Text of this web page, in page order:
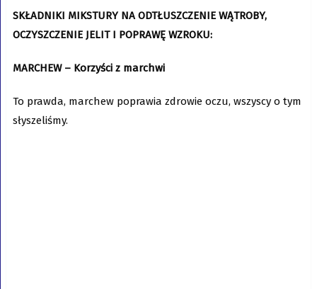
SKŁADNIKI MIKSTURY NA ODTŁUSZCZENIE WĄTROBY,
OCZYSZCZENIE JELIT I POPRAWĘ WZROKU:
MARCHEW – Korzyści z marchwi
To prawda, marchew poprawia zdrowie oczu, wszyscy o tym
słyszeliśmy.